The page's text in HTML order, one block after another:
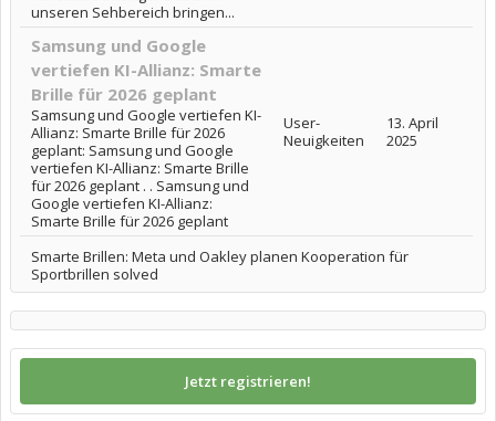
unseren Sehbereich bringen...
Samsung und Google
vertiefen KI-Allianz: Smarte
Brille für 2026 geplant
Samsung und Google vertiefen KI-
Allianz: Smarte Brille für 2026
geplant: Samsung und Google
vertiefen KI-Allianz: Smarte Brille
für 2026 geplant . . Samsung und
Google vertiefen KI-Allianz:
Smarte Brille für 2026 geplant
User-
Neuigkeiten
13. April
2025
Smarte Brillen: Meta und Oakley planen Kooperation für
Sportbrillen solved
Jetzt registrieren!